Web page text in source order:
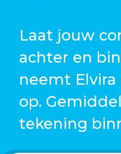
Laat jouw
achter en
neemt
op.
tekening